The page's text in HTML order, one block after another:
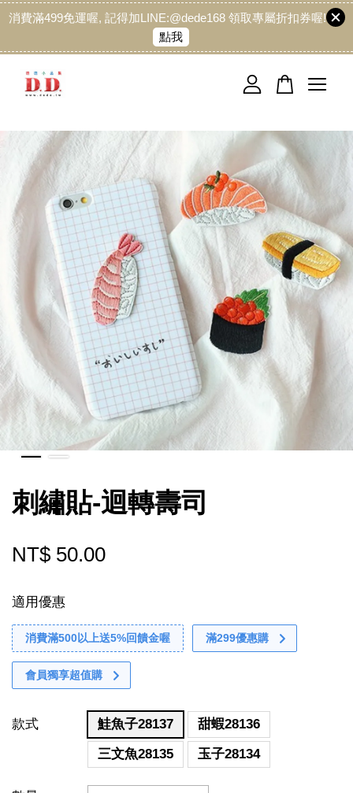
消費滿499免運喔, 記得加LINE:@dede168 領取專屬折扣券喔!
點我
刺繡貼-迴轉壽司
NT$ 50.00
適用優惠
消費滿500以上送5%回饋金喔 滿299優惠購
會員獨享超值購
款式 鮭魚子28137
甜蝦28136
三文魚28135
玉子28134
您的購物車目前還是空的。